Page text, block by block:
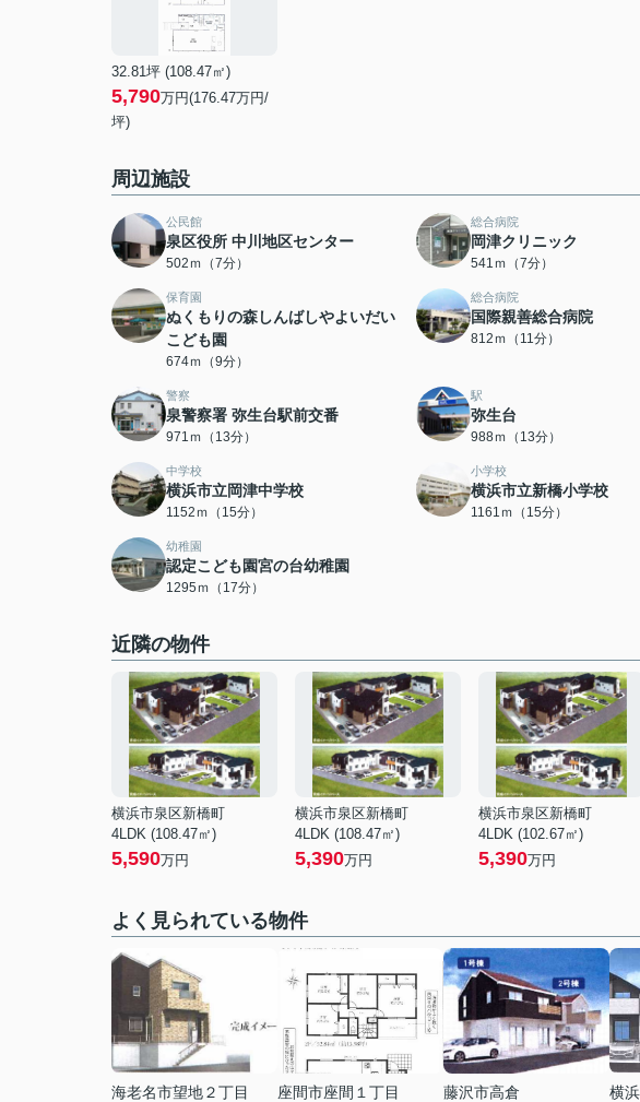
32.81坪 (108.47㎡)
5,790万円(176.47万円/
坪)
周辺施設
公民館
泉区役所 中川地区センター
502ｍ（7分）
総合病院
岡津クリニック
541ｍ（7分）
保育園
ぬくもりの森しんばしやよいだい
こども園
674ｍ（9分）
総合病院
国際親善総合病院
812ｍ（11分）
警察
泉警察署 弥生台駅前交番
971ｍ（13分）
駅
弥生台
988ｍ（13分）
中学校
横浜市立岡津中学校
1152ｍ（15分）
小学校
横浜市立新橋小学校
1161ｍ（15分）
幼稚園
認定こども園宮の台幼稚園
1295ｍ（17分）
近隣の物件
横浜市泉区新橋町
4LDK (108.47㎡)
5,590万円
横浜市泉区新橋町
4LDK (108.47㎡)
5,390万円
横浜市泉区新橋町
4LDK (102.67㎡)
5,390万円
よく見られている物件
海老名市望地２丁目
座間市座間１丁目
藤沢市高倉
横